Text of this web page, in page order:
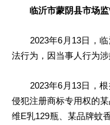
临沂市蒙阴县市场监
2023年6月13日，临
法行为，因当事人行为
2023年6月13日，根
侵犯注册商标专用权的
维E乳129瓶、某品牌蚊